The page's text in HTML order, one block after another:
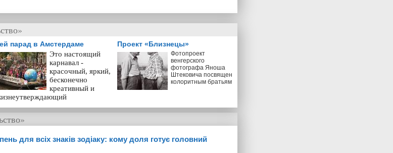
парад в Амстердаме
Это настоящий
карнавал -
красочный, яркий,
бесконечно
креативный и
Проект «Близнецы»
Фотопроект
венгерского
фотографа Яноша
Штековича посвящен
колоритным братьям
для всіх знаків зодіаку: кому доля готує головний